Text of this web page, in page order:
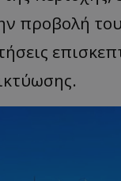
προβολή